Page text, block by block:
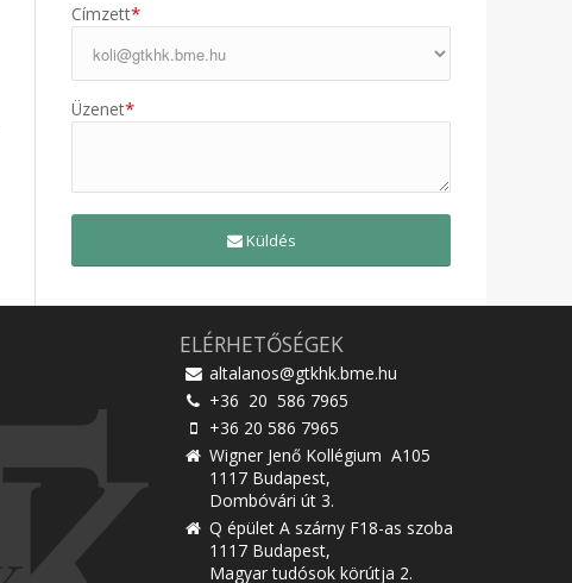
Címzett*
Üzenet*
Küldés
ELÉRHETŐSÉGEK
altalanos@gtkhk.bme.hu
+36 20 586 7965
+36 20 586 7965
Wigner Jenő Kollégium A105
1117 Budapest,
Dombóvári út 3.
Q épület A szárny F18-as szoba
1117 Budapest,
Magyar tudósok körútja 2.